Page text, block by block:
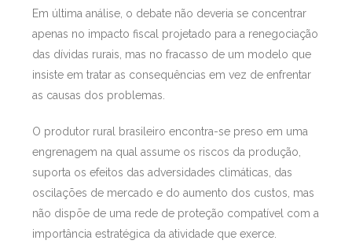
Em última análise, o debate não deveria se concentrar
apenas no impacto fiscal projetado para a renegociação
das dívidas rurais, mas no fracasso de um modelo que
insiste em tratar as consequências em vez de enfrentar
as causas dos problemas.
O produtor rural brasileiro encontra-se preso em uma
engrenagem na qual assume os riscos da produção,
suporta os efeitos das adversidades climáticas, das
oscilações de mercado e do aumento dos custos, mas
não dispõe de uma rede de proteção compatível com a
importância estratégica da atividade que exerce.